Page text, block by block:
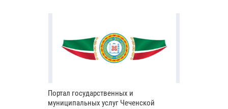
Портал государственных и
муниципальных услуг Чеченской